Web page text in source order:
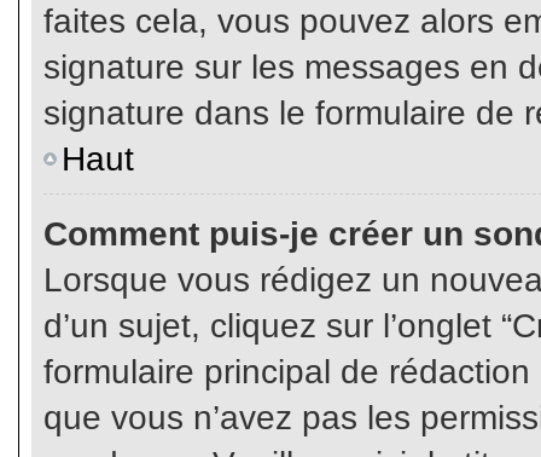
faites cela, vous pouvez alors
signature sur les messages en
signature dans le formulaire de
Haut
Comment puis-je créer un
Lorsque vous rédigez un
d’un sujet, cliquez sur l’onglet
formulaire principal de
que vous n’avez pas les